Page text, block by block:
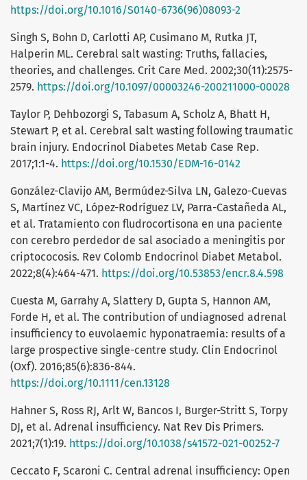
https://doi.org/10.1016/S0140-6736(96)08093-2
Singh S, Bohn D, Carlotti AP, Cusimano M, Rutka JT,
Halperin ML. Cerebral salt wasting: Truths, fallacies,
theories, and challenges. Crit Care Med. 2002;30(11):2575-
2579. https://doi.org/10.1097/00003246-200211000-00028
Taylor P, Dehbozorgi S, Tabasum A, Scholz A, Bhatt H,
Stewart P, et al. Cerebral salt wasting following traumatic
brain injury. Endocrinol Diabetes Metab Case Rep.
2017;1:1-4. https://doi.org/10.1530/EDM-16-0142
González-Clavijo AM, Bermúdez-Silva LN, Galezo-Cuevas
S, Martínez VC, López-Rodríguez LV, Parra-Castañeda AL,
et al. Tratamiento con fludrocortisona en una paciente
con cerebro perdedor de sal asociado a meningitis por
criptococosis. Rev Colomb Endocrinol Diabet Metabol.
2022;8(4):464-471. https://doi.org/10.53853/encr.8.4.598
Cuesta M, Garrahy A, Slattery D, Gupta S, Hannon AM,
Forde H, et al. The contribution of undiagnosed adrenal
insufficiency to euvolaemic hyponatraemia: results of a
large prospective single-centre study. Clin Endocrinol
(Oxf). 2016;85(6):836-844.
https://doi.org/10.1111/cen.13128
Hahner S, Ross RJ, Arlt W, Bancos I, Burger-Stritt S, Torpy
DJ, et al. Adrenal insufficiency. Nat Rev Dis Primers.
2021;7(1):19. https://doi.org/10.1038/s41572-021-00252-7
Ceccato F, Scaroni C. Central adrenal insufficiency: Open